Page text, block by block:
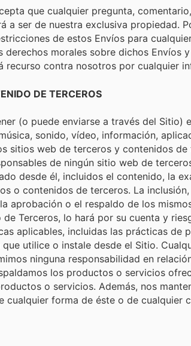
que cualquier pregunta,
a ser de nuestra exclusiva propiedad.
de estos Envíos para
derechos morales sobre dichos Envíos
recurso contra nosotros por cualquier
DE TERCEROS
(o puede enviarse a través del
sonido, vídeo, información,
sitios web de terceros y contenidos
de ningún sitio web de
desde él, incluidos el contenido, la
o contenidos de terceros. La
aprobación o el respaldo de los
Terceros, lo hará por su cuenta y
aplicables, incluidas las prácticas
utilice o instale desde el Sitio.
ninguna responsabilidad en
los productos o servicios
o servicios. Además, nos
cualquier forma de éste o de cualquier